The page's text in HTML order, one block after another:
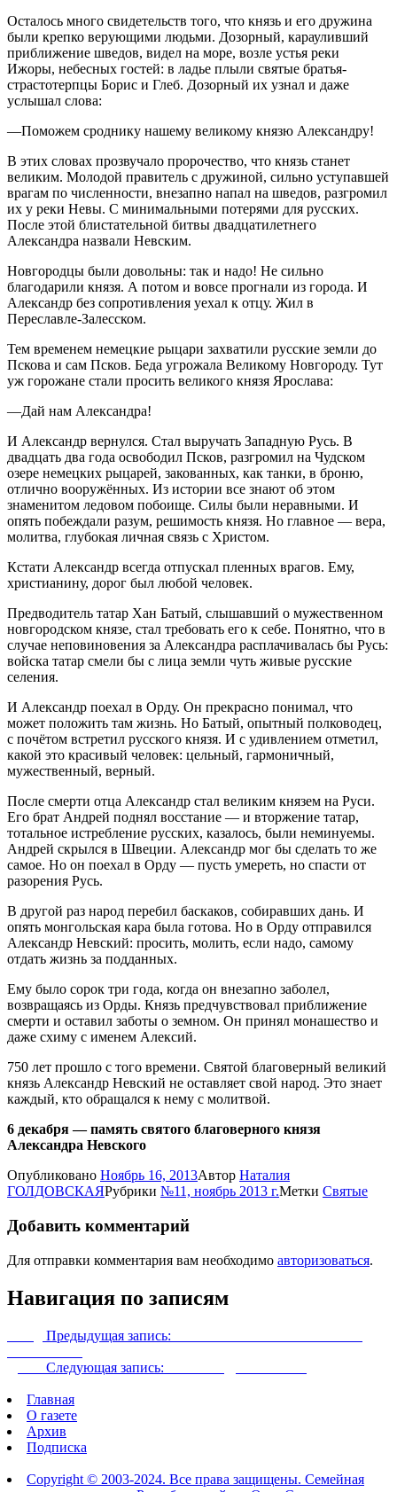
Осталось много свидетельств того, что князь и его дружина
были крепко верующими людьми. Дозорный, карауливший
приближение шведов, видел на море, возле устья реки
Ижоры, небесных гостей: в ладье плыли святые братья-
страстотерпцы Борис и Глеб. Дозорный их узнал и даже
услышал слова:
—Поможем сроднику нашему великому князю Александру!
В этих словах прозвучало пророчество, что князь станет
великим. Молодой правитель с дружиной, сильно уступавшей
врагам по численности, внезапно напал на шведов, разгромил
их у реки Невы. С минимальными потерями для русских.
После этой блистательной битвы двадцатилетнего
Александра назвали Невским.
Новгородцы были довольны: так и надо! Не сильно
благодарили князя. А потом и вовсе прогнали из города. И
Александр без сопротивления уехал к отцу. Жил в
Переславле-Залесском.
Тем временем немецкие рыцари захватили русские земли до
Пскова и сам Псков. Беда угрожала Великому Новгороду. Тут
уж горожане стали просить великого князя Ярослава:
—Дай нам Александра!
И Александр вернулся. Стал выручать Западную Русь. В
двадцать два года освободил Псков, разгромил на Чудском
озере немецких рыцарей, закованных, как танки, в броню,
отлично вооружённых. Из истории все знают об этом
знаменитом ледовом побоище. Силы были неравными. И
опять побеждали разум, решимость князя. Но главное — вера,
молитва, глубокая личная связь с Христом.
Кстати Александр всегда отпускал пленных врагов. Ему,
христианину, дорог был любой человек.
Предводитель татар Хан Батый, слышавший о мужественном
новгородском князе, стал требовать его к себе. Понятно, что в
случае неповиновения за Александра расплачивалась бы Русь:
войска татар смели бы с лица земли чуть живые русские
селения.
И Александр поехал в Орду. Он прекрасно понимал, что
может положить там жизнь. Но Батый, опытный полководец,
с почётом встретил русского князя. И с удивлением отметил,
какой это красивый человек: цельный, гармоничный,
мужественный, верный.
После смерти отца Александр стал великим князем на Руси.
Его брат Андрей поднял восстание — и вторжение татар,
тотальное истребление русских, казалось, были неминуемы.
Андрей скрылся в Швеции. Александр мог бы сделать то же
самое. Но он поехал в Орду — пусть умереть, но спасти от
разорения Русь.
В другой раз народ перебил баскаков, собиравших дань. И
опять монгольская кара была готова. Но в Орду отправился
Александр Невский: просить, молить, если надо, самому
отдать жизнь за подданных.
Ему было сорок три года, когда он внезапно заболел,
возвращаясь из Орды. Князь предчувствовал приближение
смерти и оставил заботы о земном. Он принял монашество и
даже схиму с именем Алексий.
750 лет прошло с того времени. Святой благоверный великий
князь Александр Невский не оставляет свой народ. Это знает
каждый, кто обращался к нему с молитвой.
6 декабря — память святого благоверного князя
Александра Невского
Опубликовано Ноябрь 16, 2013Автор Наталия
ГОЛДОВСКАЯРубрики №11, ноябрь 2013 г.Метки Святые
Добавить комментарий
Для отправки комментария вам необходимо авторизоваться.
Навигация по записям
Предыдущая запись:
Следующая запись:
Главная
О газете
Архив
Подписка
Copyright © 2003-2024. Все права защищены. Семейная